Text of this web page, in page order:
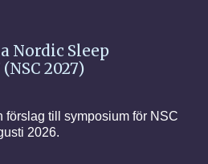
Nordic Sleep
2027)
förslag till symposium för NSC
2026.